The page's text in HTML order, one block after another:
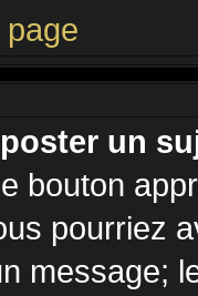
un
bouton
pourriez
message;